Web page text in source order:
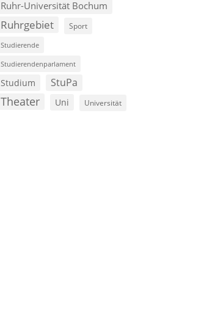
Ruhr-Universität Bochum
Ruhrgebiet Sport
Studierende
Studierendenparlament
Studium StuPa
Theater Uni Universität